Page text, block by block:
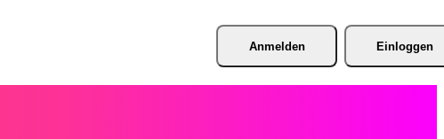
Anmelden Einloggen